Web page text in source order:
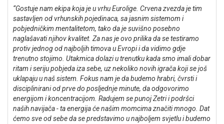
“Gostuje nam ekipa koja je u vrhu Eurolige. Crvena zvezda je tim
sastavljen od vrhunskih pojedinaca, sa jasnim sistemom i
pobjedničkim mentalitetom, tako da je suvišno posebno
naglašavati njihov kvalitet. Za nas je ovo prilika da se testiramo
protiv jednog od najboljih timova u Evropi i da vidimo gdje
trenutno stojimo. Utakmica dolazi u trenutku kada smo imali dobar
ritam i seriju pobjeda iza sebe, uz nekoliko novih igrača koji se još
uklapaju u naš sistem. Fokus nam je da budemo hrabri, čvrsti i
disciplinirani od prve do posljednje minute, da odgovorimo
energijom i koncentracijom. Radujem se punoj Zetri i podršci
naših navijača - ta energija će našim momcima značiti mnogo. Dat
ćemo sve od sebe da se predstavimo u najboljem svjetlu i budemo